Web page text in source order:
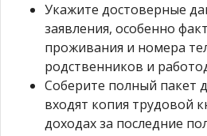
Укажите достоверные
заявления, особенно
проживания и номера
родственников и
Соберите полный пакет
входят копия трудовой
доходах за последние